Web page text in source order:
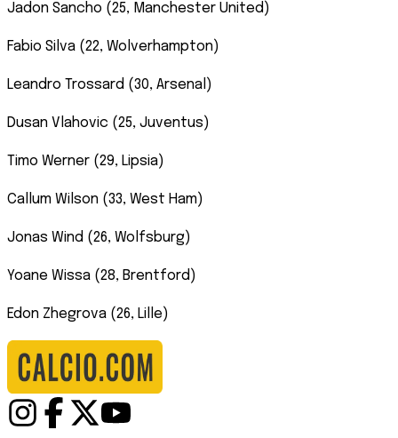
Jadon Sancho (25, Manchester United)
Fabio Silva (22, Wolverhampton)
Leandro Trossard (30, Arsenal)
Dusan Vlahovic (25, Juventus)
Timo Werner (29, Lipsia)
Callum Wilson (33, West Ham)
Jonas Wind (26, Wolfsburg)
Yoane Wissa (28, Brentford)
Edon Zhegrova (26, Lille)